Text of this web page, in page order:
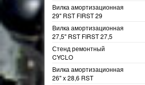
Вилка амортизационная
29" RST FIRST 29
Вилка амортизационная
27,5" RST FIRST 27,5
Стенд ремонтный
CYCLO
Вилка амортизационная
26" х 28,6 RST